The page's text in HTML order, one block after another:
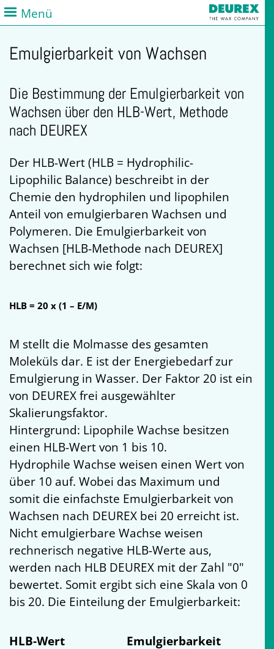
Menü
Emulgierbarkeit von Wachsen
Die Bestimmung der Emulgierbarkeit von
Wachsen über den HLB-Wert, Methode
nach DEUREX
Der HLB-Wert (HLB = Hydrophilic-
Lipophilic Balance) beschreibt in der
Chemie den hydrophilen und lipophilen
Anteil von emulgierbaren Wachsen und
Polymeren. Die Emulgierbarkeit von
Wachsen [HLB-Methode nach DEUREX]
berechnet sich wie folgt:
HLB = 20 x (1 – E/M)
M stellt die Molmasse des gesamten
Moleküls dar. E ist der Energiebedarf zur
Emulgierung in Wasser. Der Faktor 20 ist ein
von DEUREX frei ausgewählter
Skalierungsfaktor.
Hintergrund: Lipophile Wachse besitzen
einen HLB-Wert von 1 bis 10.
Hydrophile Wachse weisen einen Wert von
über 10 auf. Wobei das Maximum und
somit die einfachste Emulgierbarkeit von
Wachsen nach DEUREX bei 20 erreicht ist.
Nicht emulgierbare Wachse weisen
rechnerisch negative HLB-Werte aus,
werden nach HLB DEUREX mit der Zahl "0"
bewertet. Somit ergibt sich eine Skala von 0
bis 20. Die Einteilung der Emulgierbarkeit:
HLB-Wert Emulgierbarkeit